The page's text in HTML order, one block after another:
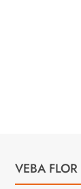
VEBA FLOR